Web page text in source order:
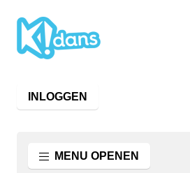
INLOGGEN
MENU OPENEN